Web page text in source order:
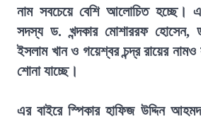
নাম সবচেয়ে বেশি আলোচিত হচ্ছে। এ
সদস্য ড. খন্দকার মোশাররফ
ইসলাম খান ও গয়েশ্বর চন্দ্র রায়ের নামও
শোনা যাচ্ছে।
এর বাইরে স্পিকার হাফিজ উদ্দিন